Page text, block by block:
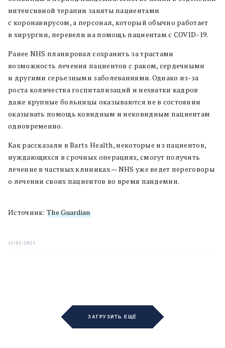
интенсивной терапии заняты пациентами
с коронавирусом, а персонал, который обычно работает
в хирургии, перевели на помощь пациентам с COVID-19.
Ранее NHS планировал сохранить за трастами
возможность лечения пациентов с раком, сердечными
и другими серьезными заболеваниями. Однако из-за
роста количества госпитализаций и нехватки кадров
даже крупные больницы оказываются не в состоянии
оказывать помощь ковидным и нековидным пациентам
одновременно.
Как рассказали в Barts Health, некоторые из пациентов,
нуждающихся в срочных операциях, смогут получить
лечение в частных клиниках — NHS уже ведет переговоры
о лечении своих пациентов во время пандемии.
Источник: The Guardian
11/01/2021
ЗАГРУЗИТЬ ЕЩЁ